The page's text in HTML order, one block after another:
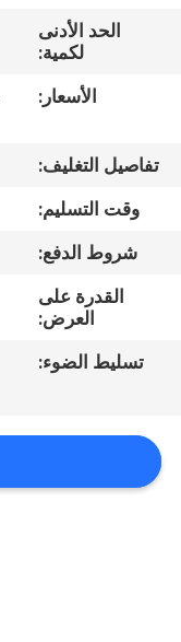
الجودة
اتصل
اطلب
الحد الأدنى
لكمية:
الأسعار:
تفاصيل التغليف:
وقت التسليم:
شروط الدفع:
القدرة على
العرض:
تسليط الضوء: